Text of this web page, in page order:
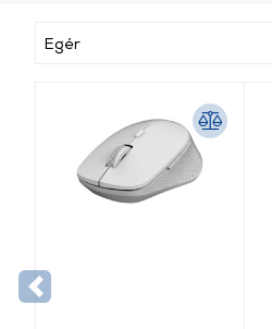
Egér